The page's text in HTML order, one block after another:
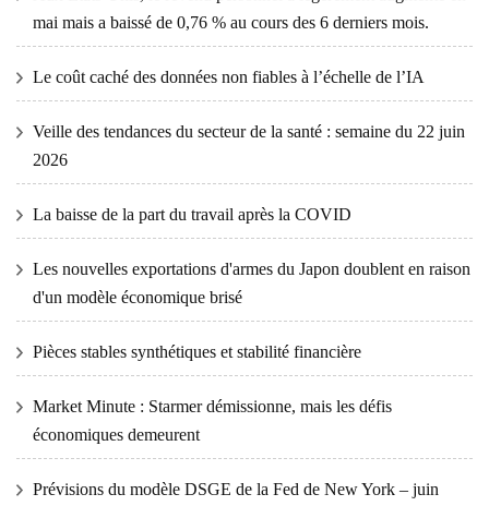
mai mais a baissé de 0,76 % au cours des 6 derniers mois.
Le coût caché des données non fiables à l’échelle de l’IA
Veille des tendances du secteur de la santé : semaine du 22 juin
2026
La baisse de la part du travail après la COVID
Les nouvelles exportations d'armes du Japon doublent en raison
d'un modèle économique brisé
Pièces stables synthétiques et stabilité financière
Market Minute : Starmer démissionne, mais les défis
économiques demeurent
Prévisions du modèle DSGE de la Fed de New York – juin